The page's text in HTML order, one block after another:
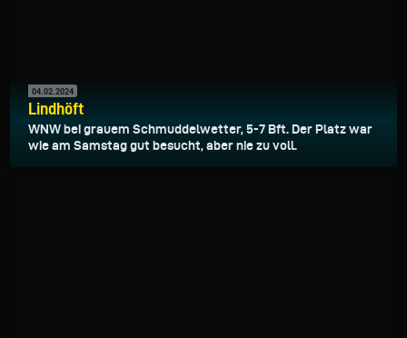
04.02.2024
Lindhöft
WNW bei grauem Schmuddelwetter, 5-7 Bft. Der Platz war
wie am Samstag gut besucht, aber nie zu voll.